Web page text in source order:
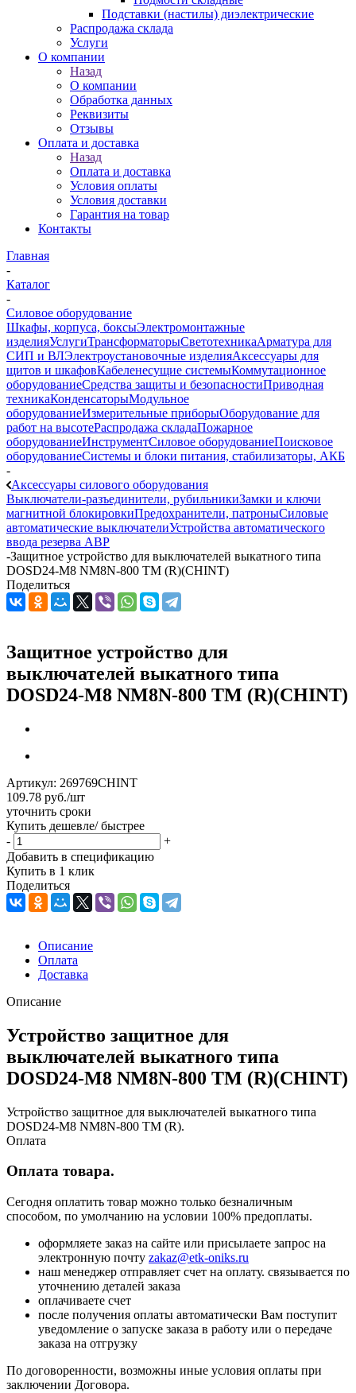
Подставки (настилы) диэлектрические
Распродажа склада
Услуги
О компании
Назад
О компании
Обработка данных
Реквизиты
Отзывы
Оплата и доставка
Назад
Оплата и доставка
Условия оплаты
Условия доставки
Гарантия на товар
Контакты
Главная
-
Каталог
-
Силовое оборудование
Шкафы, корпуса, боксыЭлектромонтажные
изделияУслугиТрансформаторыСветотехникаАрматура для
СИП и ВЛЭлектроустановочные изделияАксессуары для
щитов и шкафовКабеленесущие системыКоммутационное
оборудованиеСредства защиты и безопасностиПриводная
техникаКонденсаторыМодульное
оборудованиеИзмерительные приборыОборудование для
работ на высотеРаспродажа складаПожарное
оборудованиеИнструментСиловое оборудованиеПоисковое
оборудованиеСистемы и блоки питания, стабилизаторы, АКБ
-
Аксессуары силового оборудования
Выключатели-разъединители, рубильникиЗамки и ключи
магнитной блокировкиПредохранители, патроныСиловые
автоматические выключателиУстройства автоматического
ввода резерва АВР
-Защитное устройство для выключателей выкатного типа
DOSD24-M8 NM8N-800 ТМ (R)(CHINT)
Поделиться
Защитное устройство для
выключателей выкатного типа
DOSD24-M8 NM8N-800 ТМ (R)(CHINT)
Артикул: 269769CHINT
109.78 руб./шт
уточнить сроки
Купить дешевле/ быстрее
-
+
Добавить в спецификацию
Купить в 1 клик
Поделиться
Описание
Оплата
Доставка
Описание
Устройство защитное для
выключателей выкатного типа
DOSD24-M8 NM8N-800 ТМ (R)(CHINT)
Устройство защитное для выключателей выкатного типа
DOSD24-M8 NM8N-800 ТМ (R).
Оплата
Оплата товара.
Сегодня оплатить товар можно только безналичным
способом, по умолчанию на условии 100% предоплаты.
оформляете заказ на сайте или присылаете запрос на
электронную почту zakaz@etk-oniks.ru
наш менеджер отправляет счет на оплату. связывается по
уточнению деталей заказа
оплачиваете счет
после получения оплаты автоматически Вам поступит
уведомление о запуске заказа в работу или о передаче
заказа на отгрузку
По договоренности, возможны иные условия оплаты при
заключении Договора.